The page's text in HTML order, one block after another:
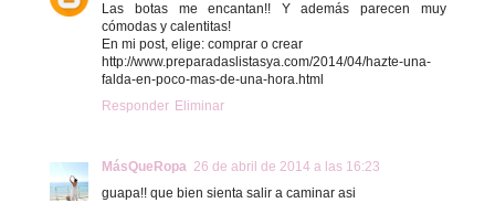
Las botas me encantan!! Y además parecen muy
cómodas y calentitas!
En mi post, elige: comprar o crear
http://www.preparadaslistasya.com/2014/04/hazte-una-
falda-en-poco-mas-de-una-hora.html
Responder Eliminar
MásQueRopa 26 de abril de 2014 a las 16:23
guapa!! que bien sienta salir a caminar asi